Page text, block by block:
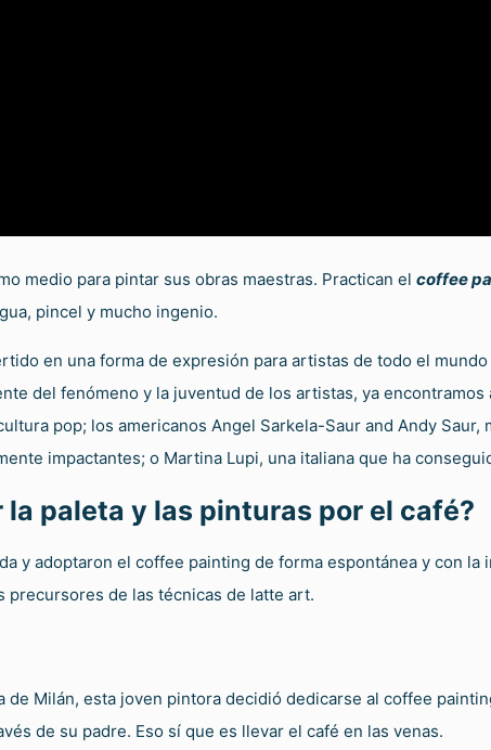
medio para pintar sus obras maestras. Practican el coffee
pincel y mucho ingenio.
en una forma de expresión para artistas de todo el
del fenómeno y la juventud de los artistas, ya
pop; los americanos Angel Sarkela-Saur and Andy
impactantes; o Martina Lupi, una italiana que ha
paleta y las pinturas por el café?
y adoptaron el coffee painting de forma espontánea y con
precursores de las técnicas de latte art.
de Milán, esta joven pintora decidió dedicarse al coffee
de su padre. Eso sí que es llevar el café en las venas.